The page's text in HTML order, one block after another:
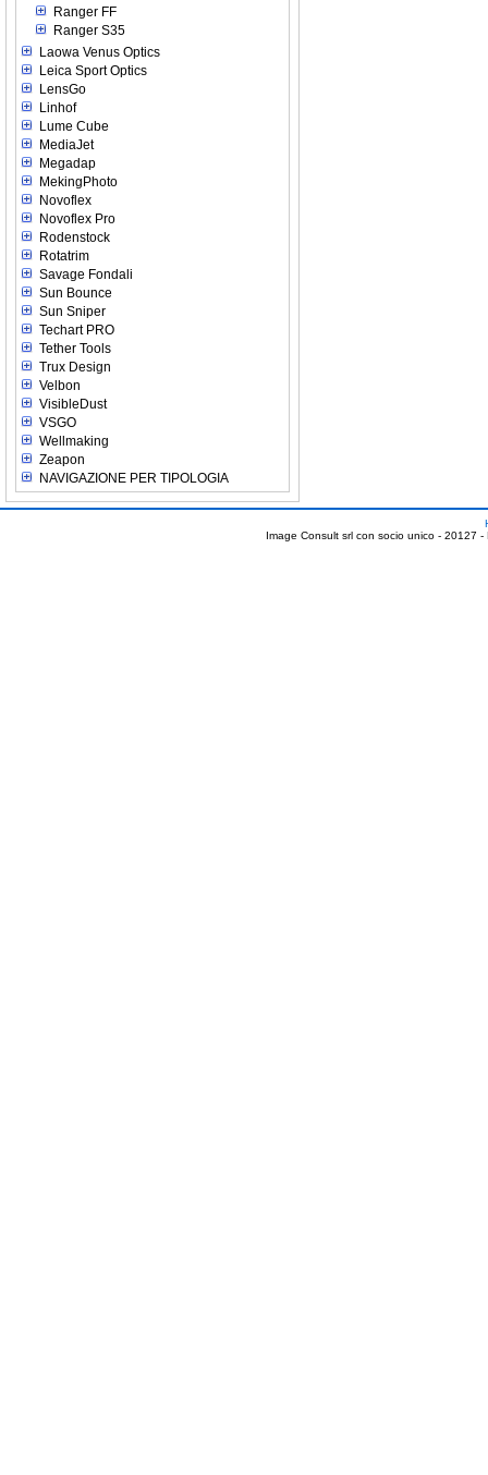
Ranger FF
Ranger S35
Laowa Venus Optics
Leica Sport Optics
LensGo
Linhof
Lume Cube
MediaJet
Megadap
MekingPhoto
Novoflex
Novoflex Pro
Rodenstock
Rotatrim
Savage Fondali
Sun Bounce
Sun Sniper
Techart PRO
Tether Tools
Trux Design
Velbon
VisibleDust
VSGO
Wellmaking
Zeapon
NAVIGAZIONE PER TIPOLOGIA
Image Consult srl con socio unico - 20127